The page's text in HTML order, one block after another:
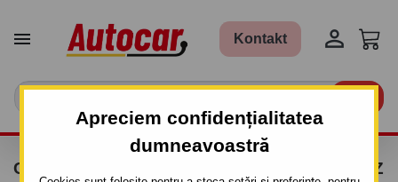
Apreciem confidențialitatea
dumneavoastră
 Kontakt 
CÂRLIG DE REMORCARE PENTRU LANCIA Z